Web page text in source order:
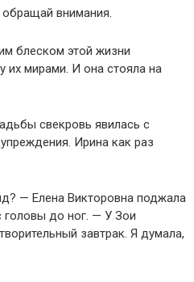
внимания.
блеском этой жизни
их мирами. И она стояла на
свекровь явилась с
Ирина как раз
— Елена Викторовна поджала
головы до ног. — У Зои
завтрак. Я думала,